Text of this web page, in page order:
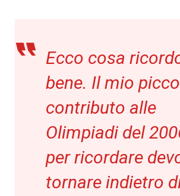
Ecco cosa
bene. Il mio
contributo alle
Olimpiadi del
per ricordare
tornare indietro